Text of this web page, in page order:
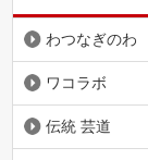
わつなぎのわ
ワコラボ
伝統 芸道